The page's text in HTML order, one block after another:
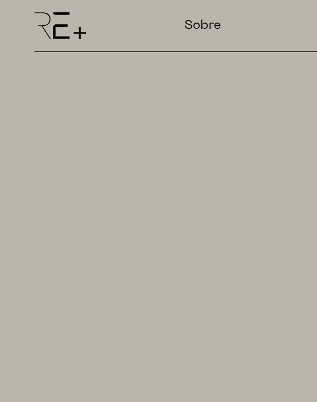
Sobre